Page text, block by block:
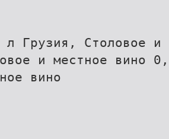
л Грузия, Столовое
и местное вино
вино